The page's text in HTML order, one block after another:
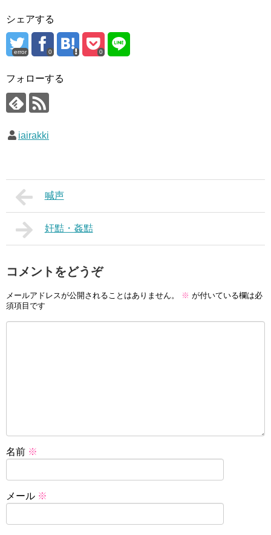
シェアする
error 0 0
フォローする
iairakki
喊声
奸黠・姦黠
コメントをどうぞ
メールアドレスが公開されることはありません。 ※ が付いている欄は必
須項目です
名前 ※
メール ※